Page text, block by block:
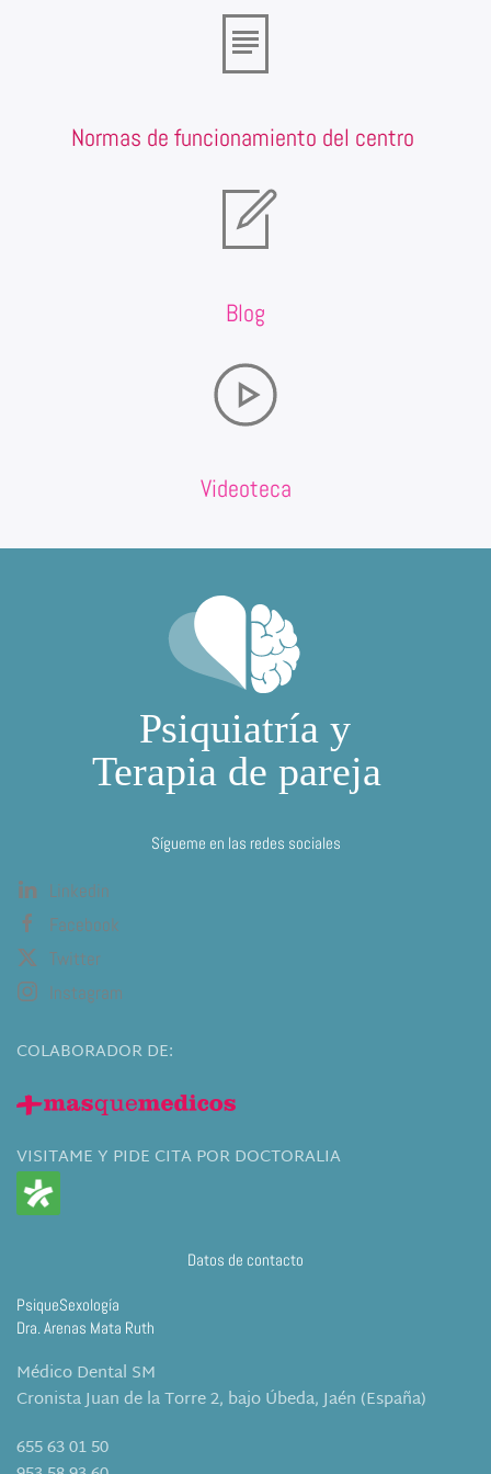
Normas de funcionamiento del centro
Blog
Videoteca
Sígueme en las redes sociales
Linkedin
Facebook
Twitter
Instagram
COLABORADOR DE:
VISITAME Y PIDE CITA POR DOCTORALIA
Datos de contacto
PsiqueSexología
Dra. Arenas Mata Ruth
Médico Dental SM
Cronista Juan de la Torre 2, bajo Úbeda, Jaén (España)
655 63 01 50